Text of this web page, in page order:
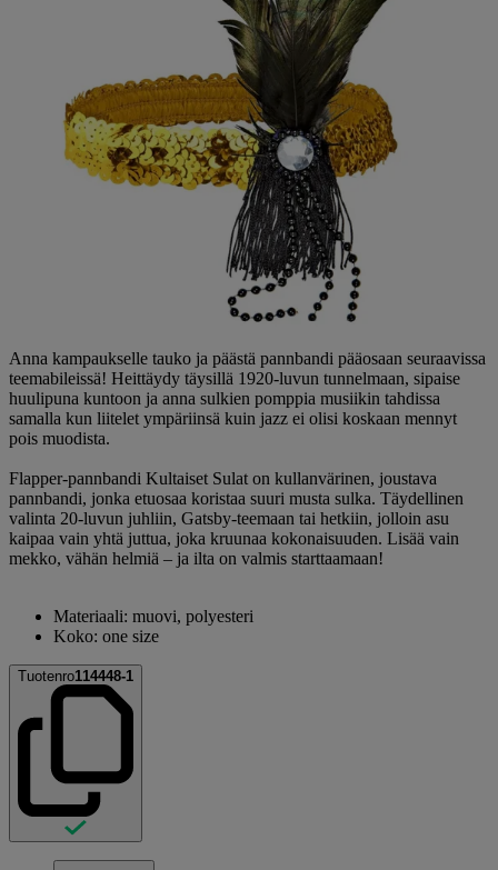
Anna kampaukselle tauko ja päästä pannbandi pääosaan seuraavissa
teemabileissä! Heittäydy täysillä 1920-luvun tunnelmaan, sipaise
huulipuna kuntoon ja anna sulkien pomppia musiikin tahdissa
samalla kun liitelet ympäriinsä kuin jazz ei olisi koskaan mennyt
pois muodista.
Flapper-pannbandi Kultaiset Sulat on kullanvärinen, joustava
pannbandi, jonka etuosaa koristaa suuri musta sulka. Täydellinen
valinta 20-luvun juhliin, Gatsby-teemaan tai hetkiin, jolloin asu
kaipaa vain yhtä juttua, joka kruunaa kokonaisuuden. Lisää vain
mekko, vähän helmiä – ja ilta on valmis starttaamaan!
Materiaali: muovi, polyesteri
Koko: one size
Tuotenro114448-1